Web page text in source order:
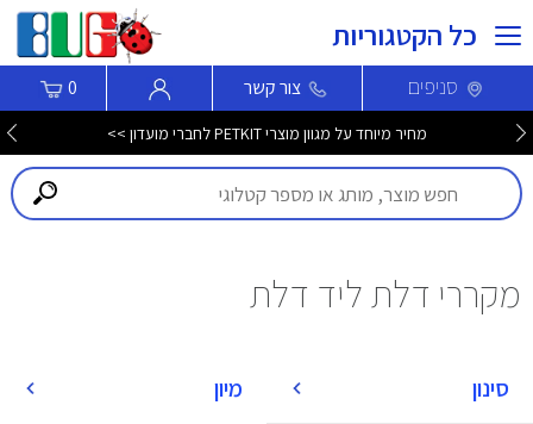
כל הקטגוריות
סניפים צור קשר 0
מחיר מיוחד על מגוון מוצרי PETKIT לחברי מועדון >>
מקררי דלת ליד דלת
סינון מיון